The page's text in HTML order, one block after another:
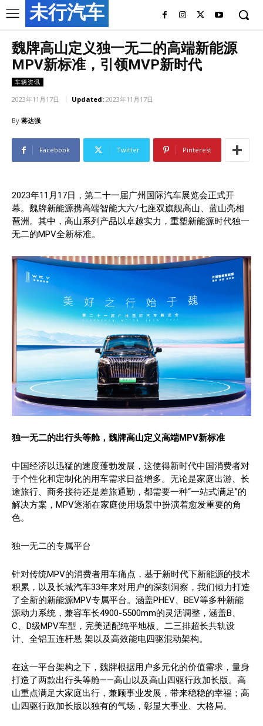
未行汽车
魏牌高山定义独一无二的高端新能源
MPV新标准，引领MVP新时代
车辆资讯
2023年11月17日 Updated: 2023年11月17日
By 蒋达强
Facebook Twitter Pinterest
2023年11月17日，第二十一届广州国际汽车展览会正式开
幕。魏牌新能源携高端智能大六/七座双旗舰高山、蓝山亮相
琶洲。其中，高山系列产品以卓越实力，重塑新能源时代独一
无二的MPV全新标准。
独一无二的出行头等舱，魏牌高山定义高端MPV新标准
中国经济以迅猛的速度蓬勃发展，这使得新时代中国消费者对
于个性化和定制化的用车需求日益增多。无论是家庭出游、长
途旅行、商务接待还是差旅通勤，都需要一种“一站式满足”的
解决方案，MPV逐渐在家庭使用场景中扮演着愈发重要的角
色。
独一无二的专属平台
针对传统MPV的消费者用车痛点，基于新时代下新能源的技术
积累，以及长城汽车33年来对用户的深刻洞察，我们倾力打造
了全新的新能源MPV专属平台。涵盖PHEV、BEV等多种新能
源动力系统，兼容车长4900-5500mm的灵活调整，涵盖B、
C、D级MPV车型，完美适配纯平地板、二三排超长共轨设
计、全铝五连杆悬 架以及高效能电四驱混动架构。
在这一平台架构之下，魏牌根据用户多元化的价值需求，量身
打造了两款出行头等舱——高山以及高山四驱行政加长版。高
山重点满足大家庭出行，兼顾事业发展，带来稳稳的幸福；高
山四驱行政加长版以独有的气场，彰显大事业、大格局。